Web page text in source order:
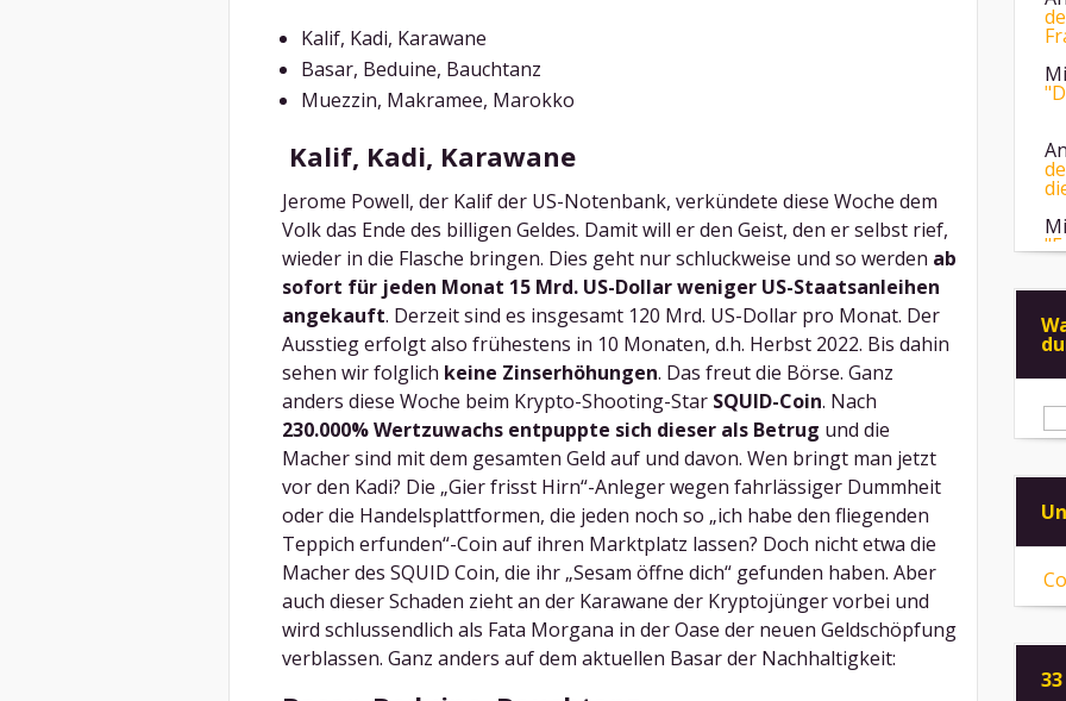
Kalif, Kadi, Karawane
Basar, Beduine, Bauchtanz
Muezzin, Makramee, Marokko
Kalif, Kadi, Karawane
Jerome Powell, der Kalif der US-Notenbank, verkündete diese Woche dem
Volk das Ende des billigen Geldes. Damit will er den Geist, den er selbst rief,
wieder in die Flasche bringen. Dies geht nur schluckweise und so werden ab
sofort für jeden Monat 15 Mrd. US-Dollar weniger US-Staatsanleihen
angekauft. Derzeit sind es insgesamt 120 Mrd. US-Dollar pro Monat. Der
Ausstieg erfolgt also frühestens in 10 Monaten, d.h. Herbst 2022. Bis dahin
sehen wir folglich keine Zinserhöhungen. Das freut die Börse. Ganz
anders diese Woche beim Krypto-Shooting-Star SQUID-Coin. Nach
230.000% Wertzuwachs entpuppte sich dieser als Betrug und die
Macher sind mit dem gesamten Geld auf und davon. Wen bringt man jetzt
vor den Kadi? Die „Gier frisst Hirn“-Anleger wegen fahrlässiger Dummheit
oder die Handelsplattformen, die jeden noch so „ich habe den fliegenden
Teppich erfunden“-Coin auf ihren Marktplatz lassen? Doch nicht etwa die
Macher des SQUID Coin, die ihr „Sesam öffne dich“ gefunden haben. Aber
auch dieser Schaden zieht an der Karawane der Kryptojünger vorbei und
wird schlussendlich als Fata Morgana in der Oase der neuen Geldschöpfung
verblassen. Ganz anders auf dem aktuellen Basar der Nachhaltigkeit: